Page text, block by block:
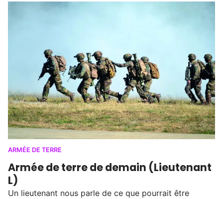
ARMÉE DE TERRE
Armée de terre de demain (Lieutenant
L)
Un lieutenant nous parle de ce que pourrait être